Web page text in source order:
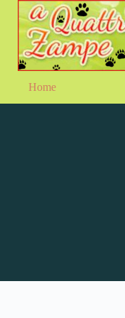
Home